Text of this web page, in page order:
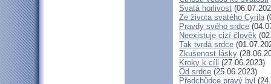
Svatá horlivost
Ze života svatého Cyrila
Pravdy svého srdce
Neexistuje cizí člověk
Tak tvrdá srdce
Zkušenost lásky
Kroky k cíli (27.06.2023)
Od srdce (25.06.2023)
Předchůdce pravý byl